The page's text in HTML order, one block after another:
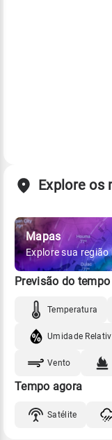
Explore os
Mapas
Explore sua região
Previsão do tempo
Temperatura
Umidade
Vento
Tempo agora
Satélite